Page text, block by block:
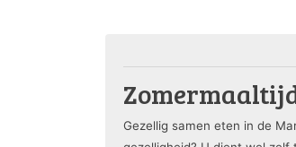
Gezellig samen eten in de